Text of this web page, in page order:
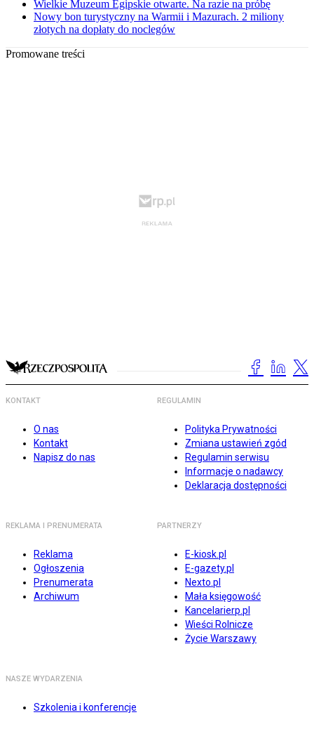
Wielkie Muzeum Egipskie otwarte. Na razie na próbę
Nowy bon turystyczny na Warmii i Mazurach. 2 miliony
złotych na dopłaty do noclegów
Promowane treści
KONTAKT
O nas
Kontakt
Napisz do nas
REGULAMIN
Polityka Prywatności
Zmiana ustawień zgód
Regulamin serwisu
Informacje o nadawcy
Deklaracja dostępności
REKLAMA I PRENUMERATA
Reklama
Ogłoszenia
Prenumerata
Archiwum
PARTNERZY
E-kiosk.pl
E-gazety.pl
Nexto.pl
Mała księgowość
Kancelarierp.pl
Wieści Rolnicze
Życie Warszawy
NASZE WYDARZENIA
Szkolenia i konferencje